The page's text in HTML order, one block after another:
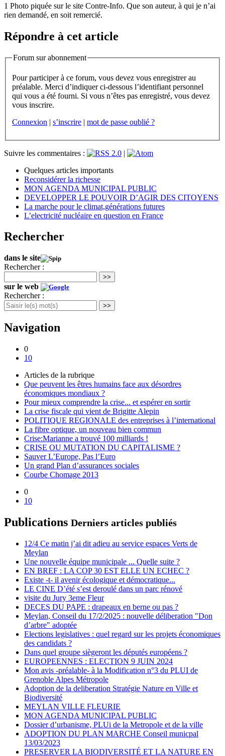
1 Photo piquée sur le site Contre-Info. Que son auteur, à qui je n’ai
rien demandé, en soit remercié.
Répondre à cet article
Forum sur abonnement
Pour participer à ce forum, vous devez vous enregistrer au
préalable. Merci d’indiquer ci-dessous l’identifiant personnel
qui vous a été fourni. Si vous n’êtes pas enregistré, vous devez
vous inscrire.
Connexion | s’inscrire | mot de passe oublié ?
Suivre les commentaires :
|
Quelques articles importants
Reconsidérer la richesse
MON AGENDA MUNICIPAL PUBLIC
DEVELOPPER LE POUVOIR D’AGIR DES CITOYENS
La marche pour le climat,générations futures
L’electricité nucléaire en question en France
Rechercher
dans le site
Rechercher :
>>
sur le web
Rechercher :
>>
Navigation
0
10
Articles de la rubrique
Que peuvent les êtres humains face aux désordres
économiques mondiaux ?
Pour mieux comprendre la crise... et espérer en sortir
La crise fiscale qui vient de Brigitte Alepin
POLITIQUE REGIONALE des entreprises à l’international
La fibre optique, un nouveau bien commun
Crise:Marianne a trouvé 100 milliards !
CRISE OU MUTATION DU CAPITALISME ?
Sauver L’Europe, Pas l’Euro
Un grand Plan d’assurances sociales
Courbe Chomage 2013
0
10
Publications Derniers articles publiés
12/4 Ce matin j’ai dit adieu au service espaces Verts de
Meylan
Une nouvelle équipe municipale ... Quelle suite ?
EN BREF : LA COP 30 EST ELLE UN ECHEC ?
Existe -t- il avenir écologique et démocratique...
LE CINE D’été s’est deroulé dans un parc rénové
visite du Jury 3eme Fleur
DECES DU PAPE : drapeaux en berne ou pas ?
Meylan, Conseil du 17/2/2025 : nouvelle déliberation "Don
d’arbre" adoptée
Elections legislatives : quel regard sur les projets économiques
des candidats ?
Dans quel groupe siègeront les députés européens ?
EUROPEENNES : ELECTION 9 JUIN 2024
Mon avis -préalable- à la Modification n°3 du PLUI de
Grenoble Alpes Métropole
Adoption de la deliberation Stratégie Nature en Ville et
Biodiversité
MEYLAN VILLE FLEURIE
MON AGENDA MUNICIPAL PUBLIC
Dossier d’urbanisme, PLUi de la Metropole et de la ville
ADOPTION DU PLAN MARCHE Conseil municpal
13/03/2023
PRESERVER LA BIODIVERSITÉ ET LA NATURE EN